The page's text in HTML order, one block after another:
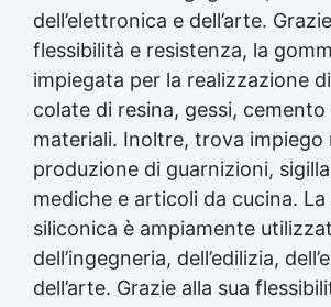
durevoli Gomma siliconica per
siliconica per modelli resistenti
→ Silicone e tempi di
Formine al silicone Calco
bicomponente Silicone per
silicone In quanto tempo
trasparente Siliconi liquidi
tempo per asciugare
asciugatura Formine silicone In
asciuga il silicone Olio di silicone
serve Silicone liquido
siliconico Silicone olio See
Gomma silicone per stampi 25
dell’elettronica e dell’arte.
flessibilità e resistenza, la
impiegata per la realizzazione
colate di resina, gessi, cemento
materiali. Inoltre, trova impiego
produzione di guarnizioni,
mediche e articoli da cucina. La
siliconica è ampiamente
dell’ingegneria, dell’edilizia,
dell’arte. Grazie alla sua